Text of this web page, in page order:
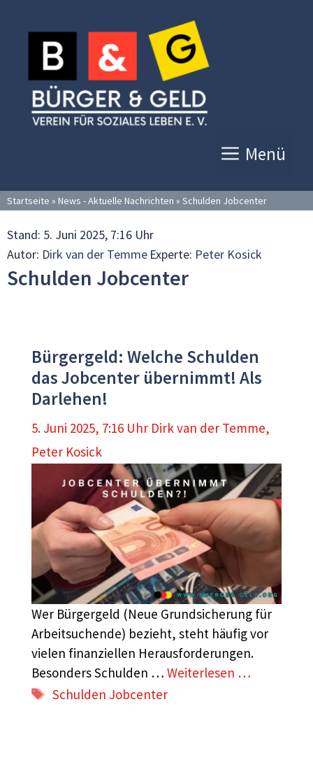
Inhalt
springen
Menü
Startseite » News - Aktuelle Nachrichten » Schulden Jobcenter
Stand: 5. Juni 2025, 7:16 Uhr
Autor: Dirk van der Temme Experte: Peter Kosick
Schulden Jobcenter
Bürgergeld: Welche Schulden
das Jobcenter übernimmt! Als
Darlehen!
5. Juni 2025, 7:16 Uhr Dirk van der Temme,
Peter Kosick
Wer Bürgergeld (Neue Grundsicherung für
Arbeitsuchende) bezieht, steht häufig vor
vielen finanziellen Herausforderungen.
Besonders Schulden … Weiterlesen …
Schlagwörter
Schulden Jobcenter